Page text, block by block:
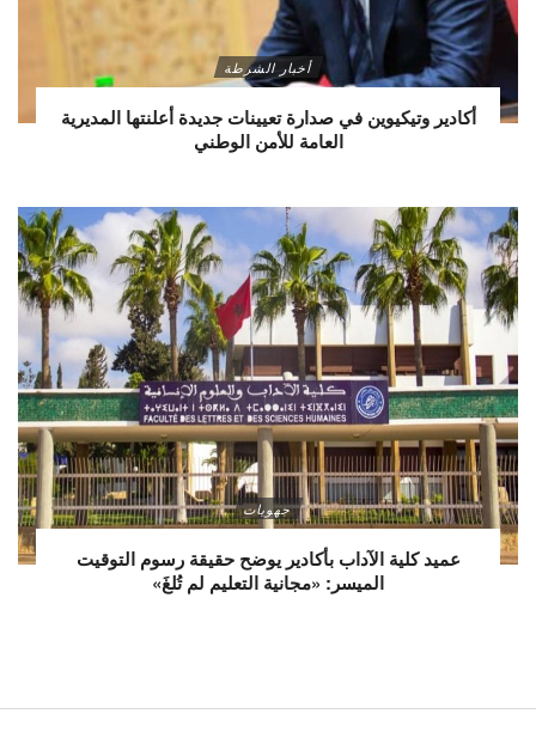
أخبار الشرطة
أكادير وتيكيوين في صدارة تعيينات جديدة أعلنتها المديرية
العامة للأمن الوطني
جهويات
عميد كلية الآداب بأكادير يوضح حقيقة رسوم التوقيت
الميسر: «مجانية التعليم لم تُلغَ»